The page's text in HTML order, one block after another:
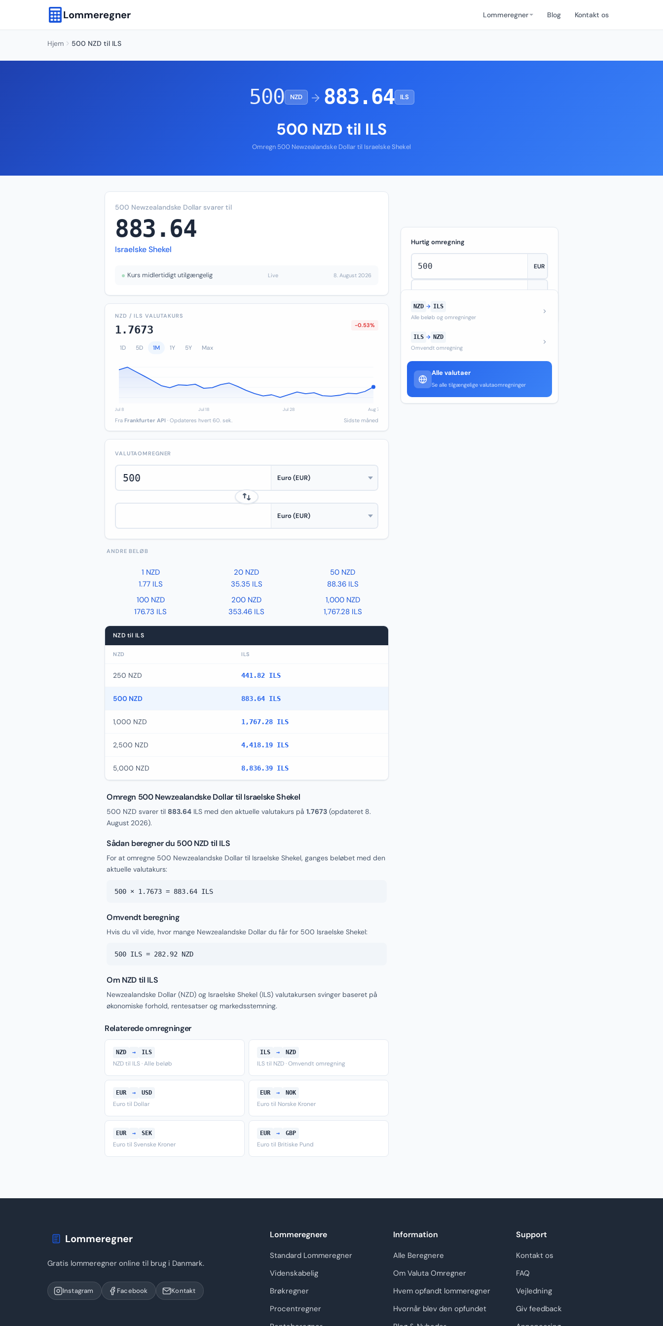
Lommeregner Lommeregner Blog Kontakt os
Hjem 500 NZD til ILS
500 NZD → 883.64 ILS
500 NZD til ILS
Omregn 500 Newzealandske Dollar til Israelske Shekel
500 Newzealandske Dollar svarer til
883.64
Israelske Shekel
Kurs midlertidigt utilgængelig Live 8. August 2026
NZD / ILS VALUTAKURS
1.7673 -0.53%
1D 5D 1M 1Y 5Y Max
Fra Frankfurter API · Opdateres hvert 60. sek. Sidste måned
VALUTAOMREGNER
ANDRE BELØB
1 NZD
1.77 ILS
20 NZD
35.35 ILS
50 NZD
88.36 ILS
100 NZD
176.73 ILS
200 NZD
353.46 ILS
1,000 NZD
1,767.28 ILS
NZD til ILS
NZD ILS
250 NZD 441.82 ILS
500 NZD 883.64 ILS
1,000 NZD 1,767.28 ILS
2,500 NZD 4,418.19 ILS
5,000 NZD 8,836.39 ILS
Omregn 500 Newzealandske Dollar til Israelske Shekel
500 NZD svarer til 883.64 ILS med den aktuelle valutakurs på 1.7673 (opdateret 8.
August 2026).
Sådan beregner du 500 NZD til ILS
For at omregne 500 Newzealandske Dollar til Israelske Shekel, ganges beløbet med den
aktuelle valutakurs:
500 × 1.7673 = 883.64 ILS
Omvendt beregning
Hvis du vil vide, hvor mange Newzealandske Dollar du får for 500 Israelske Shekel:
500 ILS = 282.92 NZD
Om NZD til ILS
Newzealandske Dollar (NZD) og Israelske Shekel (ILS) valutakursen svinger baseret på
økonomiske forhold, rentesatser og markedsstemning.
Relaterede omregninger
NZD → ILS
NZD til ILS · Alle beløb
ILS → NZD
ILS til NZD · Omvendt omregning
EUR → USD
Euro til Dollar
EUR → NOK
Euro til Norske Kroner
EUR → SEK
Euro til Svenske Kroner
EUR → GBP
Euro til Britiske Pund
Hurtig omregning
NZD → ILS
Alle beløb og omregninger
ILS → NZD
Omvendt omregning
Alle valutaer
Se alle tilgængelige valutaomregninger
Lommeregner
Gratis lommeregner online til brug i Danmark.
Instagram Facebook Kontakt
Lommeregnere
Standard Lommeregner
Videnskabelig
Brøkregner
Procentregner
Information
Alle Beregnere
Om Valuta Omregner
Hvem opfandt lommeregner
Hvornår blev den opfundet
Support
Kontakt os
FAQ
Vejledning
Giv feedback